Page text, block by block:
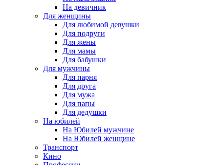
На девичник
Для женщины
Для любимой девушки
Для подруги
Для жены
Для мамы
Для бабушки
Для мужчины
Для парня
Для друга
Для мужа
Для папы
Для дедушки
На юбилей
На Юбилей мужчине
На Юбилей женщине
Транспорт
Кино